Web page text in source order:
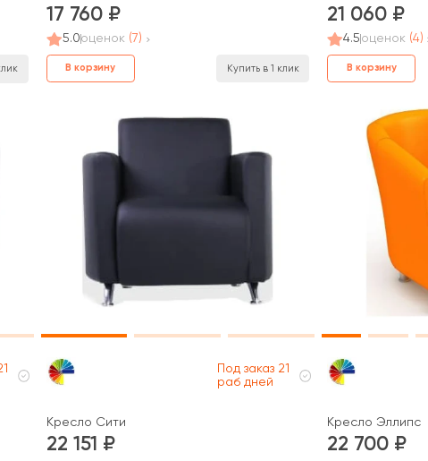
17 760
5.0оценок (7)
В корзину Купить в 1 клик
21 060
4.5 оценок (4)
В корзину
Под заказ 21
раб дней
Кресло Сити
22 151
Кресло Эллипс
22 700